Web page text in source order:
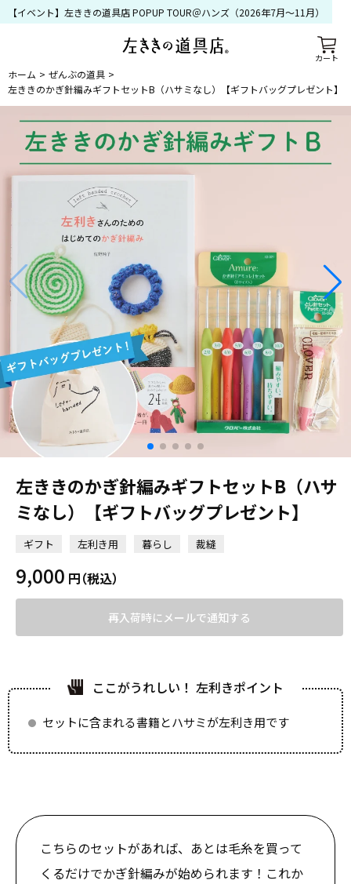
カート
【イベント】左ききの道具店 POPUP TOUR＠ハンズ（2026年7月〜11月）
ホーム
ぜんぶの道具
左ききのかぎ針編みギフトセットB（ハサミなし）【ギフトバッグプレゼント】
ここがうれしい！ 左利きポイント
セットに含まれる書籍とハサミが左利き用です
こちらのセットがあれば、あとは毛糸を買って
くるだけでかぎ針編みが始められます！これか
左ききのかぎ針編みギフトセットB（ハサ
ミなし）【ギフトバッグプレゼント】
ギフト 左利き用 暮らし 裁縫
9,000 円（税込）
再入荷時にメールで通知する